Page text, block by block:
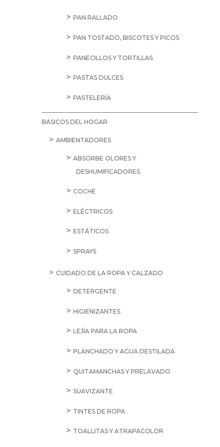
PAN RALLADO
PAN TOSTADO, BISCOTES Y PICOS
PANECILLOS Y TORTILLAS
PASTAS DULCES
PASTELERÍA
BÁSICOS DEL HOGAR
AMBIENTADORES
ABSORBE OLORES Y
DESHUMIFICADORES
COCHE
ELÉCTRICOS
ESTÁTICOS
SPRAYS
CUIDADO DE LA ROPA Y CALZADO
DETERGENTE
HIGIENIZANTES
LEJÍA PARA LA ROPA
PLANCHADO Y AGUA DESTILADA
QUITAMANCHAS Y PRELAVADO
SUAVIZANTE
TINTES DE ROPA
TOALLITAS Y ATRAPACOLOR